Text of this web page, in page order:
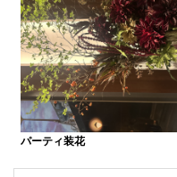
パーティ装花